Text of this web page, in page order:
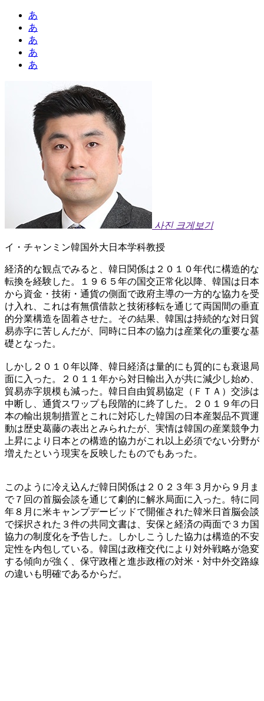
あ
あ
あ
あ
あ
사진 크게보기
イ・チャンミン韓国外大日本学科教授
経済的な観点でみると、韓日関係は２０１０年代に構造的な
転換を経験した。１９６５年の国交正常化以降、韓国は日本
から資金・技術・通貨の側面で政府主導の一方的な協力を受
け入れ、これは有無償借款と技術移転を通じて両国間の垂直
的分業構造を固着させた。その結果、韓国は持続的な対日貿
易赤字に苦しんだが、同時に日本の協力は産業化の重要な基
礎となった。
しかし２０１０年以降、韓日経済は量的にも質的にも衰退局
面に入った。２０１１年から対日輸出入が共に減少し始め、
貿易赤字規模も減った。韓日自由貿易協定（ＦＴＡ）交渉は
中断し、通貨スワップも段階的に終了した。２０１９年の日
本の輸出規制措置とこれに対応した韓国の日本産製品不買運
動は歴史葛藤の表出とみられたが、実情は韓国の産業競争力
上昇により日本との構造的協力がこれ以上必須でない分野が
増えたという現実を反映したものでもあった。
このように冷え込んだ韓日関係は２０２３年３月から９月ま
で７回の首脳会談を通じて劇的に解氷局面に入った。特に同
年８月に米キャンプデービッドで開催された韓米日首脳会談
で採択された３件の共同文書は、安保と経済の両面で３カ国
協力の制度化を予告した。しかしこうした協力は構造的不安
定性を内包している。韓国は政権交代により対外戦略が急変
する傾向が強く、保守政権と進歩政権の対米・対中外交路線
の違いも明確であるからだ。